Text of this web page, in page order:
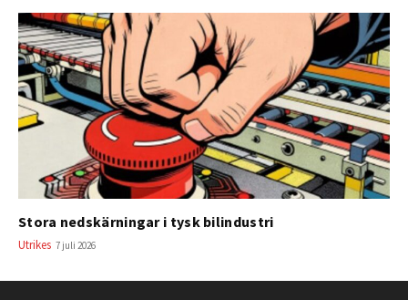
Stora nedskärningar i tysk bilindustri
Utrikes 7 juli 2026